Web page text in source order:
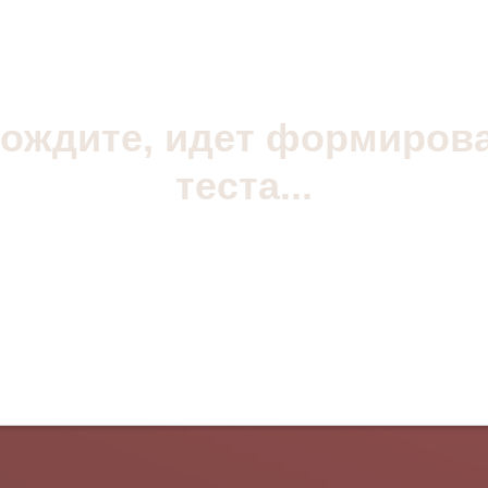
идет
теста...